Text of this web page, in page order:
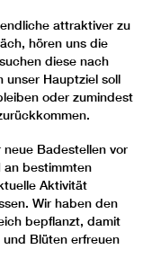
attraktiver zu
hören uns die
diese nach
unser Hauptziel soll
oder zumindest
Badestellen vor
an bestimmten
Aktivität
Wir haben den
bepflanzt, damit
Blüten erfreuen